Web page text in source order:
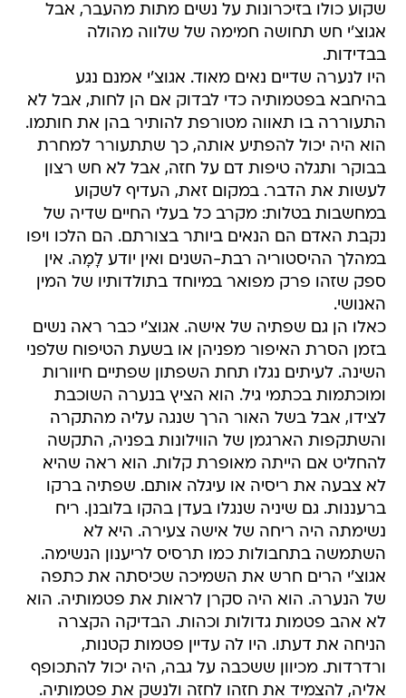
שקוע כולו בזיכרונות על נשים מתות מהעבר, אבל
אגוצ'י חש תחושה חמימה של שלווה מהולה
בבדידות.
היו לנערה שדיים נאים מאוד. אגוצ'י אמנם נגע
בהיחבא בפטמותיה כדי לבדוק אם הן לחות, אבל לא
התעוררה בו תאווה מטורפת להותיר בהן את חותמו.
הוא היה יכול להפתיע אותה, כך שתתעורר למחרת
בבוקר ותגלה טיפות דם על חזה, אבל לא חש רצון
לעשות את הדבר. במקום זאת, העדיף לשקוע
במחשבות בטלות: מקרב כל בעלי החיים שדיה של
נקבת האדם הם הנאים ביותר בצורתם. הם הלכו ויפו
במהלך ההיסטוריה רבת-השנים ואין יודע לָמָה. אין
ספק שזהו פרק מפואר במיוחד בתולדותיו של המין
האנושי.
כאלו הן גם שפתיה של אישה. אגוצ'י כבר ראה נשים
בזמן הסרת האיפור מפניהן או בשעת הטיפוח שלפני
השינה. לעיתים נגלו תחת השפתון שפתיים חיוורות
ומוכתמות בכתמי גיל. הוא הציץ בנערה השוכבת
לצידו, אבל בשל האור הרך שנגה עליה מהתקרה
והשתקפות הארגמן של הווילונות בפניה, התקשה
להחליט אם הייתה מאופרת קלות. הוא ראה שהיא
לא צבעה את ריסיה או עיגלה אותם. שפתיה ברקו
ברעננות. גם שיניה שנגלו בעדן בהקו בלובנן. ריח
נשימתה היה ריחה של אישה צעירה. היא לא
השתמשה בתחבולות כמו תרסיס לריענון הנשימה.
אגוצ'י הרים חרש את השמיכה שכיסתה את כתפה
של הנערה. הוא היה סקרן לראות את פטמותיה. הוא
לא אהב פטמות גדולות וכהות. הבדיקה הקצרה
הניחה את דעתו. היו לה עדיין פטמות קטנות,
ורדרדות. מכיוון ששכבה על גבה, היה יכול להתכופף
אליה, להצמיד את חזהו לחזה ולנשק את פטמותיה.